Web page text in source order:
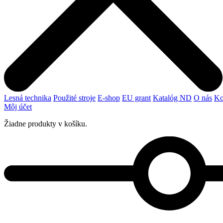
Lesná technika Použité stroje E-shop EU grant Katalóg ND O nás
Môj účet
Žiadne produkty v košíku.